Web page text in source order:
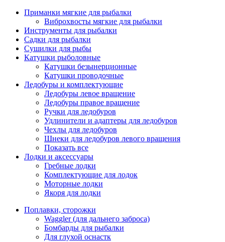
Приманки мягкие для рыбалки
Виброхвосты мягкие для рыбалки
Инструменты для рыбалки
Садки для рыбалки
Сушилки для рыбы
Катушки рыболовные
Катушки безынерционные
Катушки проводочные
Ледобуры и комплектующие
Ледобуры левое вращение
Ледобуры правое вращение
Ручки для ледобуров
Удлинители и адаптеры для ледобуров
Чехлы для ледобуров
Шнеки для ледобуров левого вращения
Показать все
Лодки и аксессуары
Гребные лодки
Комплектующие для лодок
Моторные лодки
Якоря для лодки
Поплавки, сторожки
Waggler (для дальнего заброса)
Бомбарды для рыбалки
Для глухой оснастк